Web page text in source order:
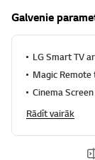
Galvenie
LG Smart TV
Magic
Cinema
Rādīt vairāk